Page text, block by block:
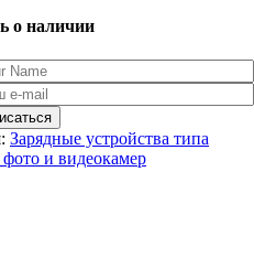
о наличии
Зарядные устройства типа
и видеокамер